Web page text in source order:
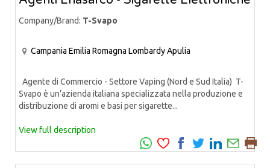
Company/Brand: T-Svapo
Campania Emilia Romagna LombardyApulia
Agente di Commercio - Settore Vaping (Nord e Sud Italia) T-
Svapo è un’azienda italiana specializzata nella produzione e
distribuzione di aromi e basi per sigarette...
View full description